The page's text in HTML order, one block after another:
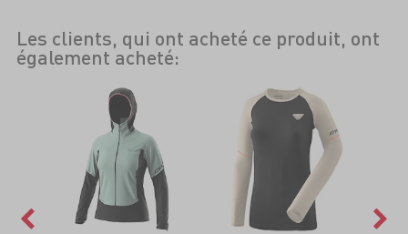
Les clients, qui ont acheté ce produit, ont
également acheté: